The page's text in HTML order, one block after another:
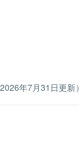
年7月31日更新）